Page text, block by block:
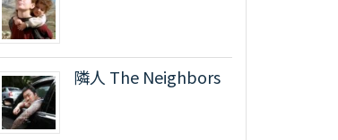
隣人 The Neighbors